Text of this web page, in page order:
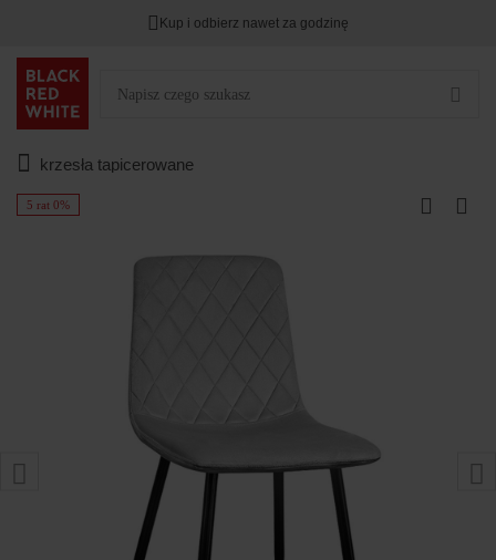
Kup i odbierz nawet za godzinę
krzesła tapicerowane
5 rat 0%